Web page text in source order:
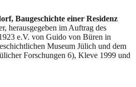
Baugeschichte einer Residenz
herausgegeben im Auftrag des
e.V. von Guido von Büren in
Museum Jülich und dem
Forschungen 6), Kleve 1999 und